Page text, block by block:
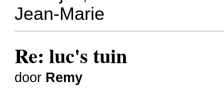
Jean-Marie
Re: luc's tuin
door Remy